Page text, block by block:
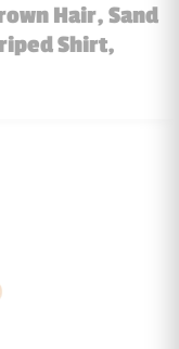
Hair, Sand
Shirt,